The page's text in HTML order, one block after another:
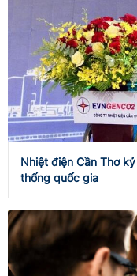
Nhiệt điện Cần Thơ
thống quốc gia